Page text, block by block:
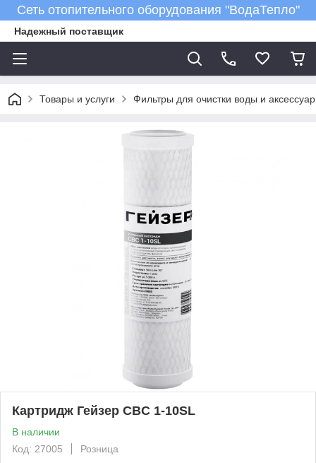
Сеть отопительного оборудования "ВодаТепло"
Надежный поставщик
Товары и услуги Фильтры для очистки воды и
Картридж Гейзер CBC 1-10SL
В наличии
Код: 27005
Розница